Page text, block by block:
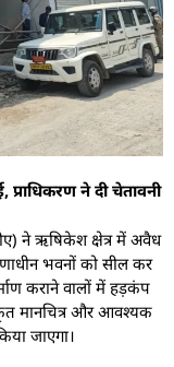
प्राधिकरण ने दी चेतावनी
ने ऋषिकेश क्षेत्र में अवैध
भवनों को सील कर
कराने वालों में हड़कंप
मानचित्र और आवश्यक
जाएगा।